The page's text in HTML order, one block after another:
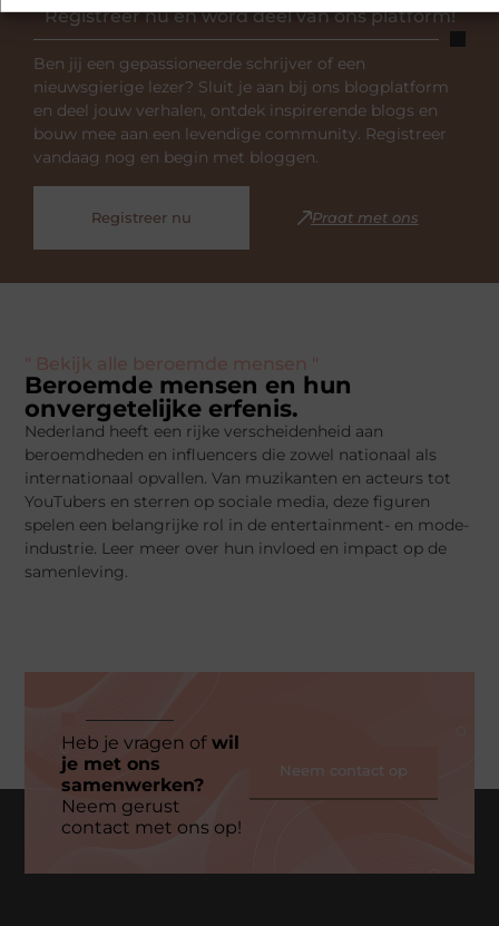
Registreer nu en word deel van ons platform!
Ben jij een gepassioneerde schrijver of een
nieuwsgierige lezer? Sluit je aan bij ons blogplatform
en deel jouw verhalen, ontdek inspirerende blogs en
bouw mee aan een levendige community. Registreer
vandaag nog en begin met bloggen.
Registreer nu Praat met ons
" Bekijk alle beroemde mensen "
Beroemde mensen en hun
onvergetelijke erfenis.
Nederland heeft een rijke verscheidenheid aan
beroemdheden en influencers die zowel nationaal als
internationaal opvallen. Van muzikanten en acteurs tot
YouTubers en sterren op sociale media, deze figuren
spelen een belangrijke rol in de entertainment- en mode-
industrie. Leer meer over hun invloed en impact op de
samenleving.
Heb je vragen ofwil
je met ons
samenwerken?
Neem gerust
contact met ons op!
Neem contact op